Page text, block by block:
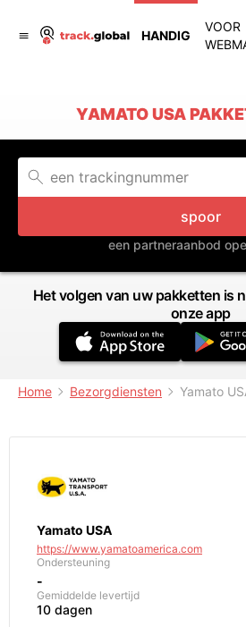
HANDIG
VOOR
YAMATO USA
spoor
een partneraanbod
Het volgen van uw pakketten is
onze app
Home Bezorgdiensten Yamato
Yamato USA
https://www.yamatoamerica.com
Ondersteuning
-
Gemiddelde levertijd
10 dagen